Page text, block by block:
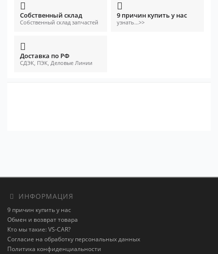
Собственный склад
Собственный склад запчастей
9 причин купить у нас
узнать...>>
Доставка по РФ
СДЭК, ПЭК, Деловые Линии
ИНФОРМАЦИЯ
9 причин купить у нас
Обмен и возврат товара
Кто мы такие: VS-CAR?
Согласие на обработку персональных данных
Политика конфиденциальности